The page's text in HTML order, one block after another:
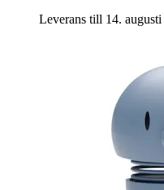
Leverans till 14. augusti